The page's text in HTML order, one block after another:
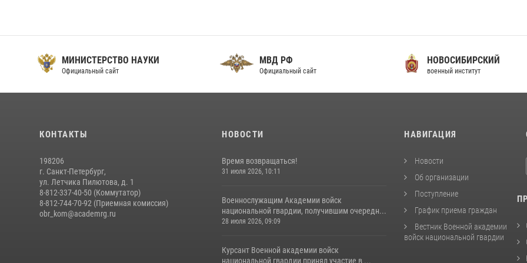
МИНИСТЕРСТВО НАУКИ
Официальный сайт
МВД РФ
Официальный сайт
НОВОСИБИРСКИЙ
военный институт
КОНТАКТЫ
198206
г. Санкт-Петербург,
ул. Летчика Пилютова, д. 1
8-812-337-40-50 (Коммутатор)
8-812-744-70-92 (Приемная комиссия)
obr_kom@academrg.ru
НОВОСТИ
Время возвращаться!
31 июля 2026, 10:11
Военнослужащим Академии войск
национальной гвардии, получившим очередн...
28 июля 2026, 09:09
Курсант Военной академии войск
национальной гвардии принял участие в ...
НАВИГАЦИЯ
Новости
Об организации
Поступление
График приема граждан
Вестник Военной академии
войск национальной гвардии